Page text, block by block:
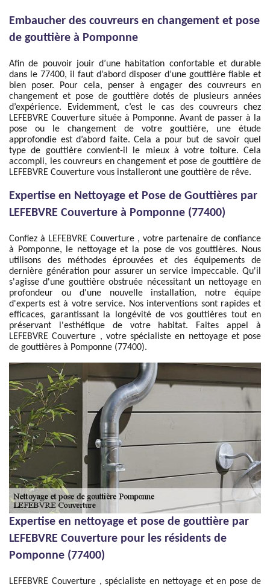
Embaucher des couvreurs en changement et pose
de gouttière à Pomponne
Afin de pouvoir jouir d’une habitation confortable et durable
dans le 77400, il faut d’abord disposer d’une gouttière fiable et
bien poser. Pour cela, penser à engager des couvreurs en
changement et pose de gouttière dotés de plusieurs années
d’expérience. Evidemment, c’est le cas des couvreurs chez
LEFEBVRE Couverture située à Pomponne. Avant de passer à la
pose ou le changement de votre gouttière, une étude
approfondie est d’abord faite. Cela a pour but de savoir quel
type de gouttière convient-il le mieux à votre toiture. Cela
accompli, les couvreurs en changement et pose de gouttière de
LEFEBVRE Couverture vous installeront une gouttière de rêve.
Expertise en Nettoyage et Pose de Gouttières par
LEFEBVRE Couverture à Pomponne (77400)
Confiez à LEFEBVRE Couverture , votre partenaire de confiance
à Pomponne, le nettoyage et la pose de vos gouttières. Nous
utilisons des méthodes éprouvées et des équipements de
dernière génération pour assurer un service impeccable. Qu'il
s'agisse d'une gouttière obstruée nécessitant un nettoyage en
profondeur ou d'une nouvelle installation, notre équipe
d'experts est à votre service. Nos interventions sont rapides et
efficaces, garantissant la longévité de vos gouttières tout en
préservant l'esthétique de votre habitat. Faites appel à
LEFEBVRE Couverture , votre spécialiste en nettoyage et pose
de gouttières à Pomponne (77400).
Expertise en nettoyage et pose de gouttière par
LEFEBVRE Couverture pour les résidents de
Pomponne (77400)
LEFEBVRE Couverture , spécialiste en nettoyage et en pose de